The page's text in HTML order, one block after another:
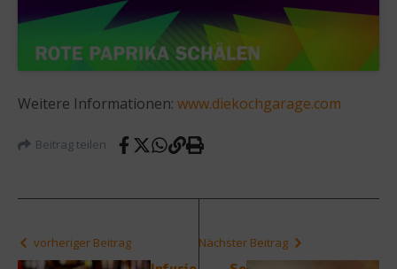
Weitere Informationen: www.diekochgarage.com
Beitrag teilen
vorheriger Beitrag Nächster Beitrag